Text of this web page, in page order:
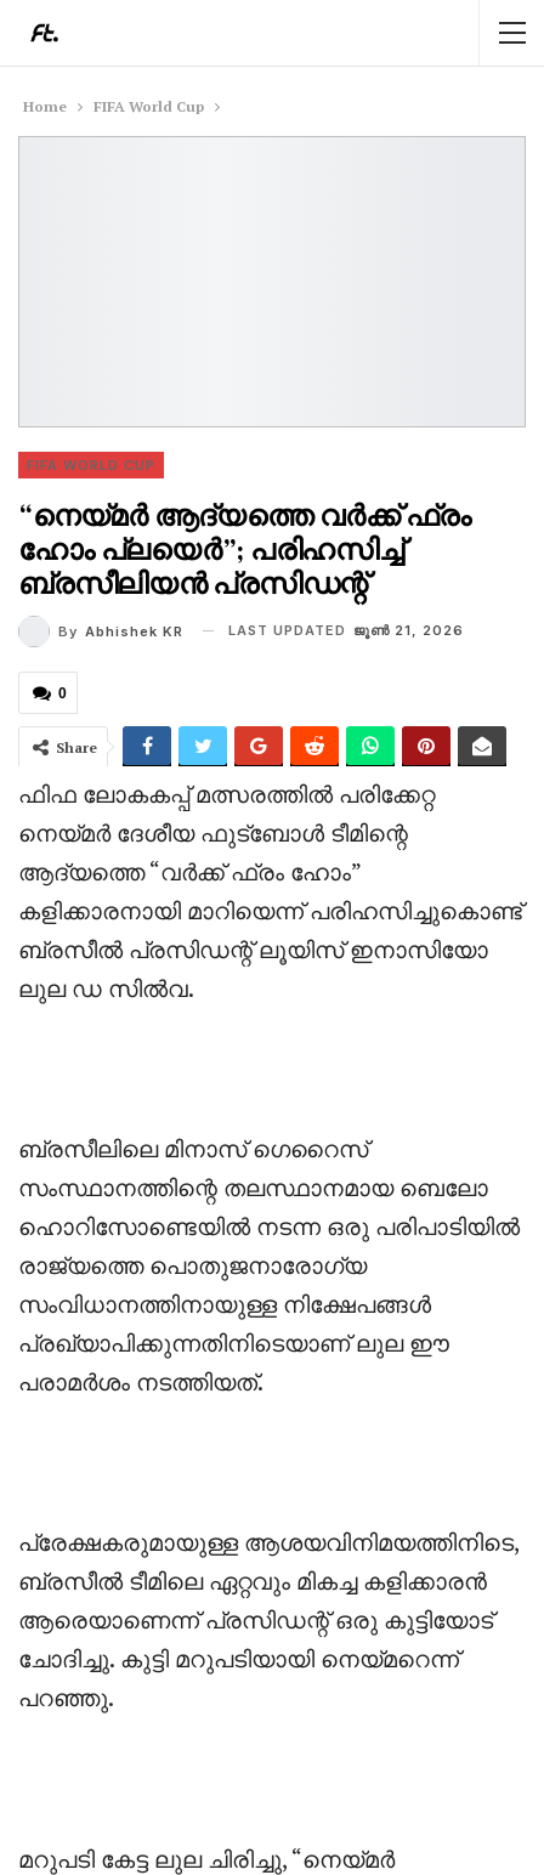
Home FIFA World Cup
FIFA WORLD CUP
“നെയ്മർ ആദ്യത്തെ വർക്ക്‌ ഫ്രം
ഹോം പ്ലയെർ”; പരിഹസിച്ച്
ബ്രസീലിയൻ പ്രസിഡന്റ്‌
By Abhishek KR LAST UPDATED ജൂണ്‍ 21, 2026
0
Share
‎ഫിഫ ലോകകപ്പ് മത്സരത്തിൽ പരിക്കേറ്റ
നെയ്മർ ദേശീയ ഫുട്ബോൾ ടീമിന്റെ
ആദ്യത്തെ “വർക്ക് ഫ്രം ഹോം”
കളിക്കാരനായി മാറിയെന്ന് പരിഹസിച്ചുകൊണ്ട്
ബ്രസീൽ പ്രസിഡന്റ് ലൂയിസ് ഇനാസിയോ
ലുല ഡ സിൽവ.
‎ബ്രസീലിലെ മിനാസ് ഗെറൈസ്
സംസ്ഥാനത്തിന്റെ തലസ്ഥാനമായ ബെലോ
ഹൊറിസോണ്ടെയിൽ നടന്ന ഒരു പരിപാടിയിൽ
രാജ്യത്തെ പൊതുജനാരോഗ്യ
സംവിധാനത്തിനായുള്ള നിക്ഷേപങ്ങൾ
പ്രഖ്യാപിക്കുന്നതിനിടെയാണ് ലുല ഈ
പരാമർശം നടത്തിയത്.
‎പ്രേക്ഷകരുമായുള്ള ആശയവിനിമയത്തിനിടെ,
ബ്രസീൽ ടീമിലെ ഏറ്റവും മികച്ച കളിക്കാരൻ
ആരെയാണെന്ന് പ്രസിഡന്റ് ഒരു കുട്ടിയോട്
ചോദിച്ചു. കുട്ടി മറുപടിയായി നെയ്മറെന്ന്
പറഞ്ഞു.
‎മറുപടി കേട്ട ലുല ചിരിച്ചു, “നെയ്മർ